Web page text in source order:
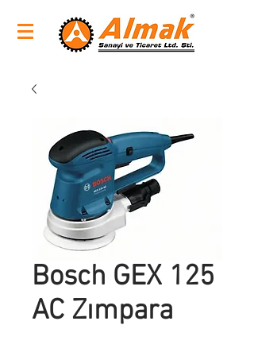
Bosch GEX 125
AC Zımpara